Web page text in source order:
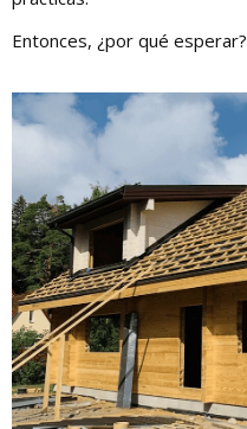
Entonces, ¿por qué esperar?